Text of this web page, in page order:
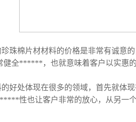
珠棉片材材料的价格是非常有诚意
健全******，也就意味着客户以实惠
好处体现在很多的领域，首先就体
性也让客户非常的放心，从另一